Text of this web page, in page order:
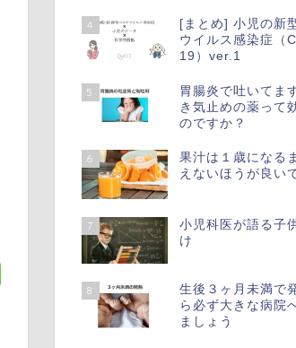
4
[まとめ] 小児の新
ウイルス感染症（
19）ver.1
5
胃腸炎で吐いてま
き気止めの薬って
のですか？
6
果汁は１歳になる
えないほうが良い
7
小児科医が語る子
け
8
生後３ヶ月未満で
ら必ず大きな病院
ましょう